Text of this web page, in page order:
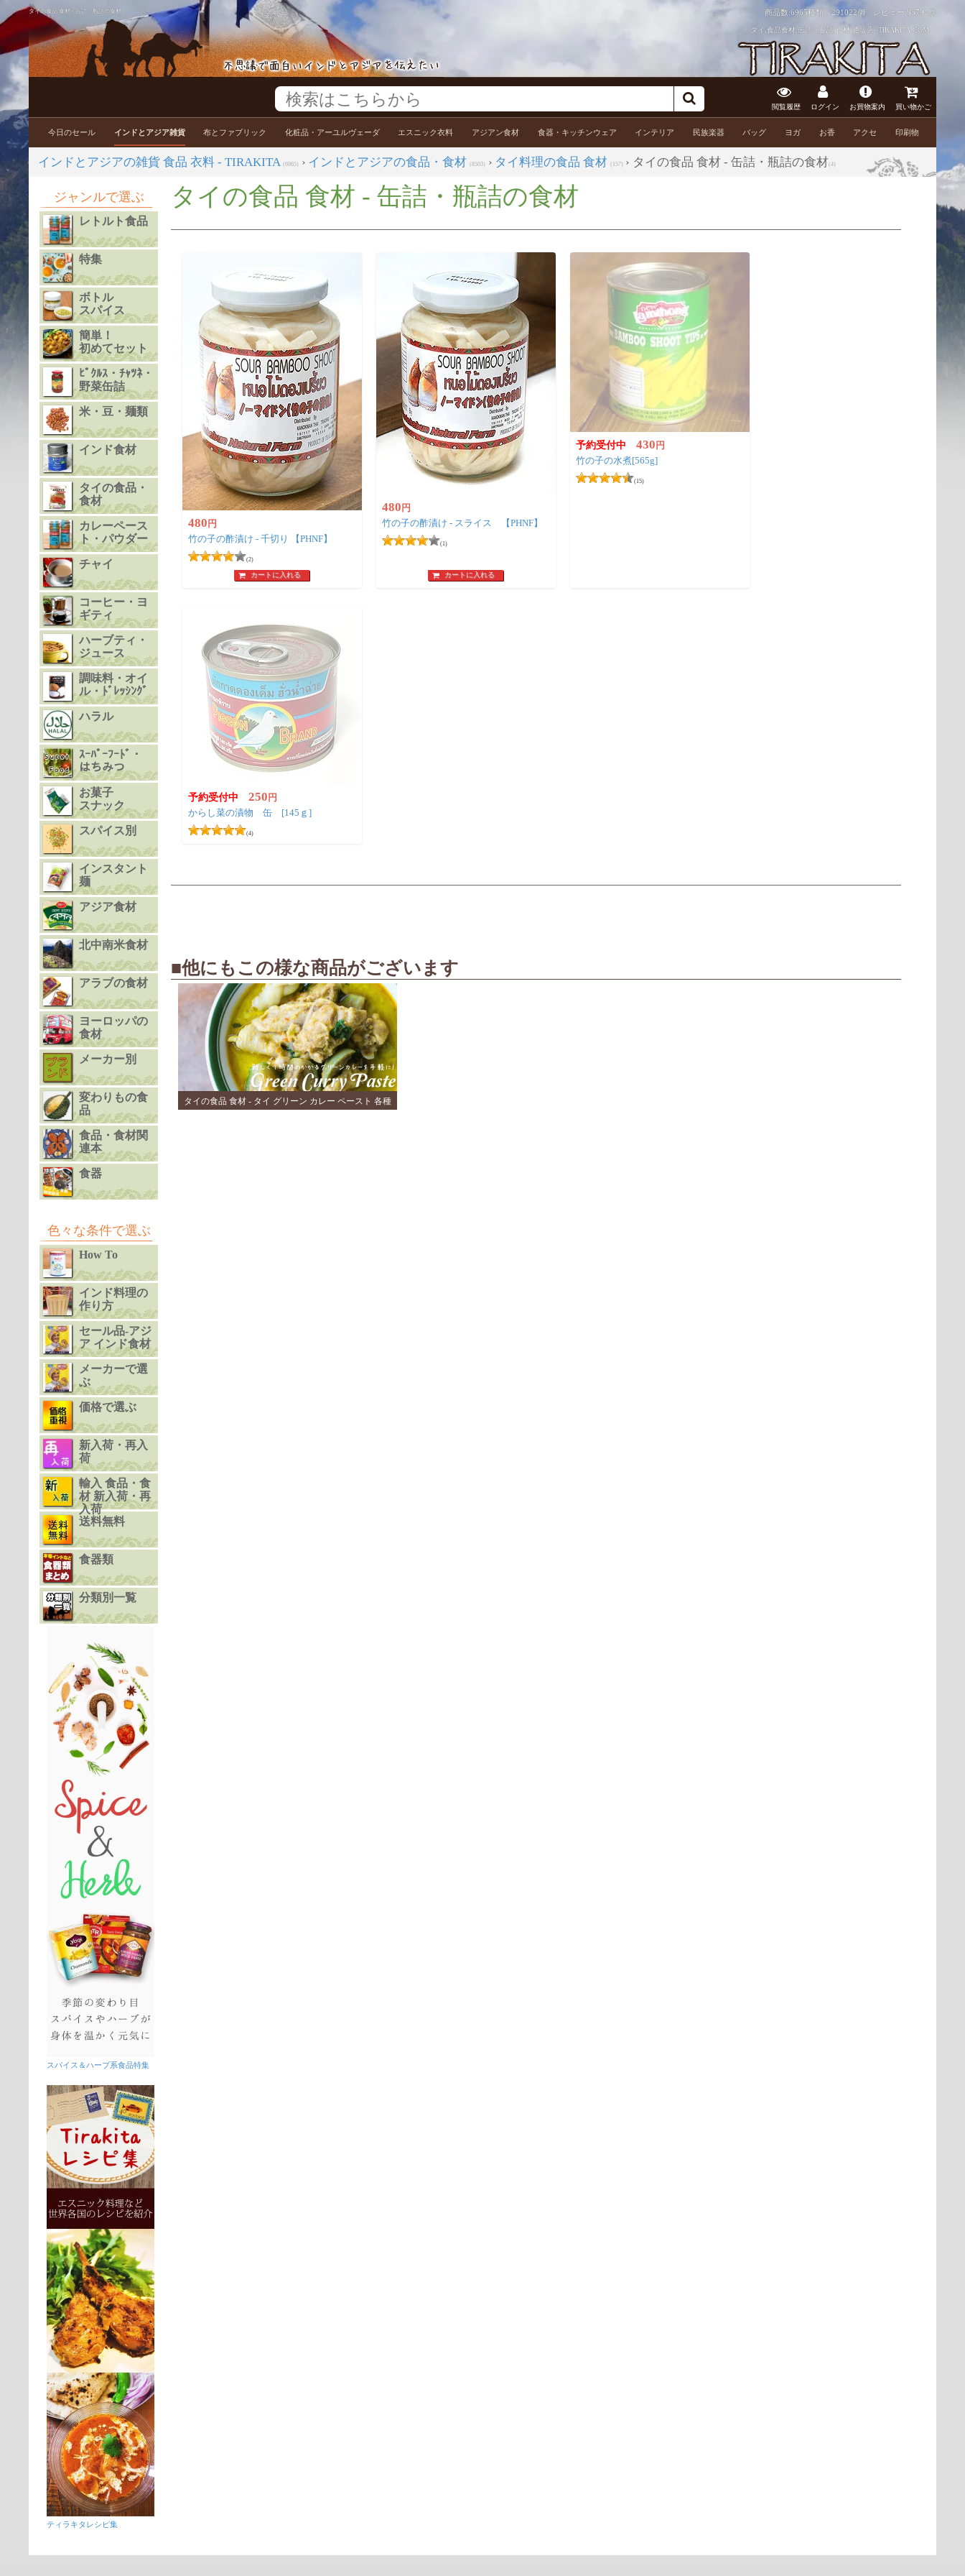
タイの食品 食材 - 缶詰・瓶詰の食材 商品数:6965種類、291022個 レビュー:83791件
タイ,食品食材,缶詰・瓶詰,食材 通販店 -TIRAKITA.COM
閲覧履歴 ログイン お買物案内 買い物かご
今日のセール インドとアジア雑貨 布とファブリック 化粧品・アーユルヴェーダ エスニック衣料 アジアン食材 食器・キッチンウェア インテリア 民族楽器 バッグ ヨガ お香 アクセ 印刷物
インドとアジアの雑貨 食品 衣料 - TIRAKITA (6965) › インドとアジアの食品・食材 (8503) › タイ料理の食品 食材 (157) › タイの食品 食材 - 缶詰・瓶詰の食材(4)
ジャンルで選ぶ
レトルト食品
特集
ボトル
スパイス
簡単！
初めてセット
ﾋﾟｸﾙｽ・ﾁｬﾂﾈ・
野菜缶詰
米・豆・麺類
インド食材
タイの食品・
食材
カレーペース
ト・パウダー
チャイ
コーヒー・ヨ
ギティ
ハーブティ・
ジュース
調味料・オイ
ル・ﾄﾞﾚｯｼﾝｸﾞ
ハラル
ｽｰﾊﾟｰﾌｰﾄﾞ・
はちみつ
お菓子
スナック
スパイス別
インスタント
麺
アジア食材
北中南米食材
アラブの食材
ヨーロッパの
食材
メーカー別
変わりもの食
品
食品・食材関
連本
食器
色々な条件で選ぶ
How To
インド料理の
作り方
セール品-アジ
ア インド食材
メーカーで選
ぶ
価格で選ぶ
新入荷・再入
荷
輸入 食品・食
材 新入荷・再
入荷
送料無料
食器類
分類別一覧
スパイス＆ハーブ系食品特集
ティラキタレシピ集
タイの食品 食材 - 缶詰・瓶詰の食材
480 円
竹の子の酢漬け - 千切り 【PHNF】
(2)
カートに入れる
480 円
竹の子の酢漬け - スライス 【PHNF】
(1)
カートに入れる
予約受付中 430 円
竹の子の水煮[565g]
(15)
予約受付中 250 円
からし菜の漬物 缶 [145ｇ]
(4)
■他にもこの様な商品がございます
タイの食品 食材 - タイ グリーン カレー ペースト 各種